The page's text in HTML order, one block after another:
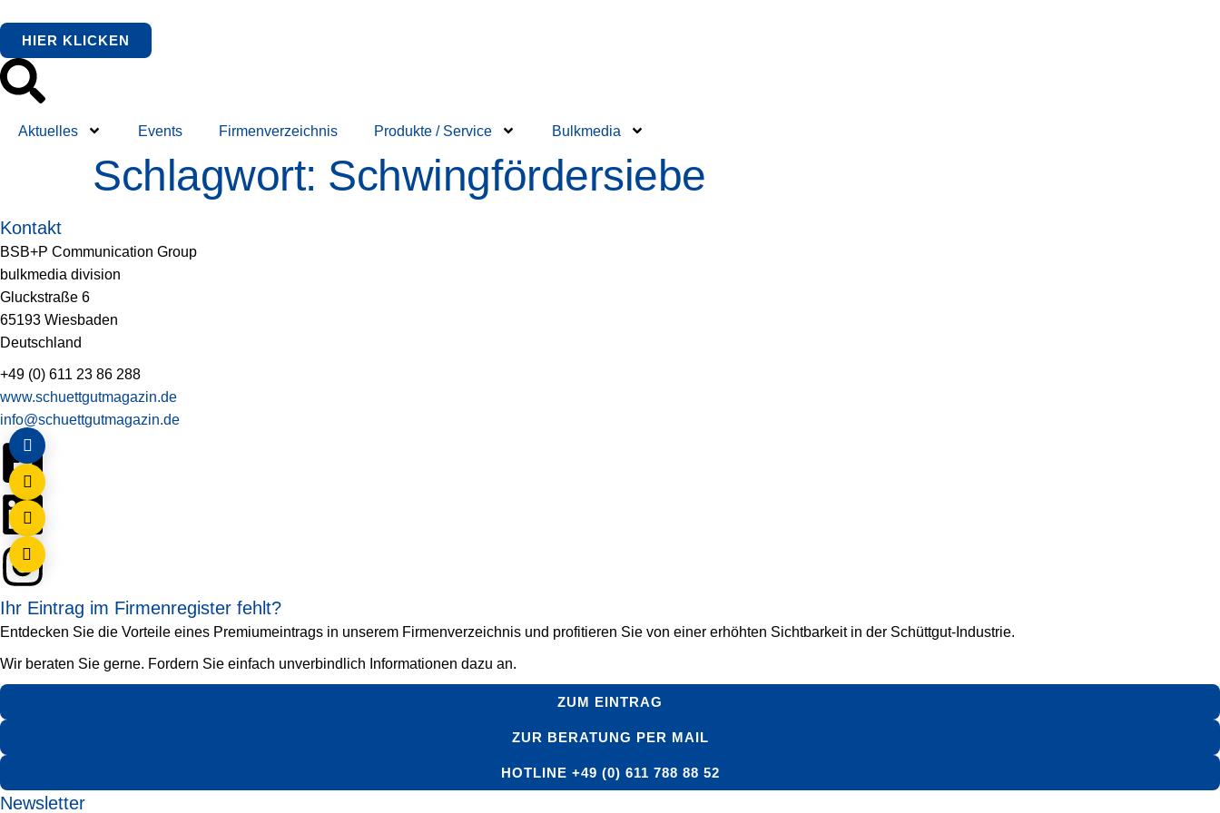
springen
HIER KLICKEN
Aktuelles Events Firmenverzeichnis Produkte / Service Bulkmedia
Schlagwort: Schwingfördersiebe
Kontakt
BSB+P Communication Group
bulkmedia division
Gluckstraße 6
65193 Wiesbaden
Deutschland
+49 (0) 611 23 86 288
www.schuettgutmagazin.de
info@schuettgutmagazin.de
Ihr Eintrag im Firmenregister fehlt?
Entdecken Sie die Vorteile eines Premiumeintrags in unserem Firmenverzeichnis und profitieren Sie von einer erhöhten Sichtbarkeit in der Schüttgut-Industrie.
Wir beraten Sie gerne. Fordern Sie einfach unverbindlich Informationen dazu an.
ZUM EINTRAG
ZUR BERATUNG PER MAIL
HOTLINE +49 (0) 611 788 88 52
Newsletter